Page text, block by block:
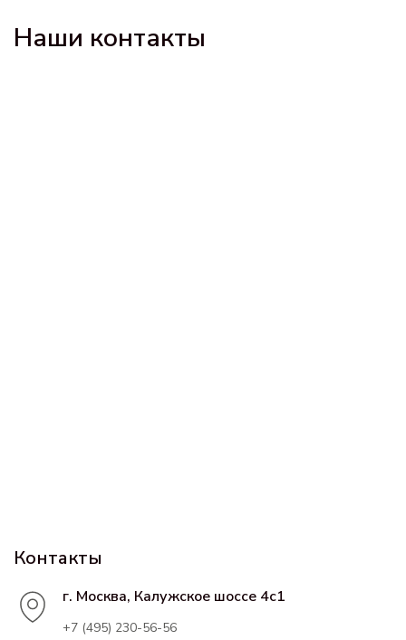
Наши контакты
Контакты
г. Москва, Калужское шоссе 4с1
+7 (495) 230-56-56